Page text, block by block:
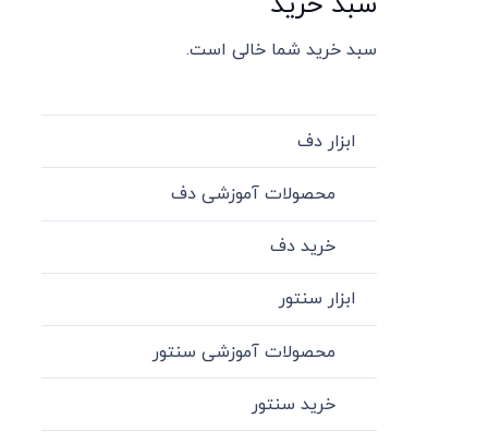
سبد خرید شما خالی است.
ابزار دف
محصولات آموزشی دف
خرید دف
ابزار سنتور
محصولات آموزشی سنتور
خرید سنتور